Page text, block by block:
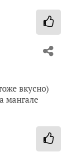
вкусно)
мангале